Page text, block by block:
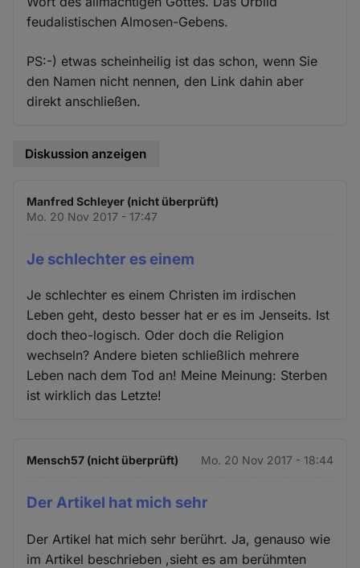
feudalistischen Almosen-Gebens.
PS:-) etwas scheinheilig ist das schon, wenn Sie
den Namen nicht nennen, den Link dahin aber
direkt anschließen.
Diskussion anzeigen
Manfred Schleyer (nicht überprüft)
Mo. 20 Nov 2017 - 17:47
Je schlechter es einem
Je schlechter es einem Christen im irdischen
Leben geht, desto besser hat er es im Jenseits. Ist
doch theo-logisch. Oder doch die Religion
wechseln? Andere bieten schließlich mehrere
Leben nach dem Tod an! Meine Meinung: Sterben
ist wirklich das Letzte!
Mensch57 (nicht überprüft) Mo. 20 Nov 2017 - 18:44
Der Artikel hat mich sehr
Der Artikel hat mich sehr berührt. Ja, genauso wie
im Artikel beschrieben ,sieht es am berühmten